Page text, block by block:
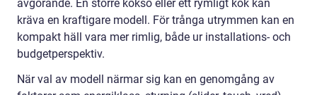
avgörande. En större köksö eller ett rymligt kök kan
kräva en kraftigare modell. För trånga utrymmen kan en
kompakt häll vara mer rimlig, både ur installations- och
budgetperspektiv.
När val av modell närmar sig kan en genomgång av